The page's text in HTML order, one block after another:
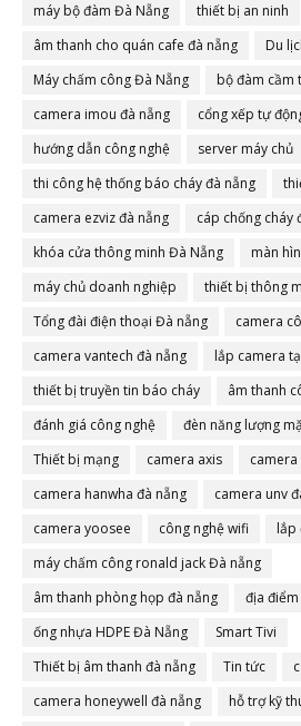
máy bộ đàm Đà Nẵng
thiết bị an ninh
âm thanh cho quán cafe đà nẵng
Du
Máy chấm công Đà Nẵng
bộ đàm cầm
camera imou đà nẵng
cổng xếp tự
hướng dẫn công nghệ
server máy chủ
thi công hệ thống báo cháy đà nẵng
camera ezviz đà nẵng
cáp chống cháy
khóa cửa thông minh Đà Nẵng
màn
máy chủ doanh nghiệp
thiết bị thông
Tổng đài điện thoại Đà nẵng
camera
camera vantech đà nẵng
lắp camera
thiết bị truyền tin báo cháy
âm thanh
đánh giá công nghệ
đèn năng lượng
Thiết bị mạng
camera axis
camera hanwha đà nẵng
camera unv
camera yoosee
công nghệ wifi
lắp
máy chấm công ronald jack Đà nẵng
âm thanh phòng họp đà nẵng
địa
ống nhựa HDPE Đà Nẵng
Smart Tivi
Thiết bị âm thanh đà nẵng
Tin tức
camera honeywell đà nẵng
hỗ trợ kỹ